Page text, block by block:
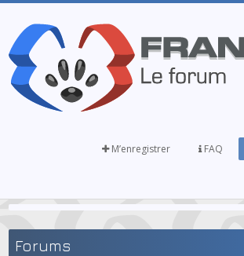
FAQ
M’enregistrer
Forums